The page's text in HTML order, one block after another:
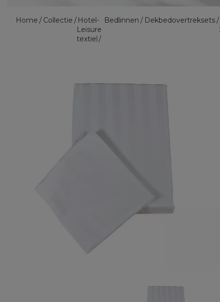
Home Collectie
Hotel-
Leisure
textiel
Bedlinnen
Dekbedovertreksets